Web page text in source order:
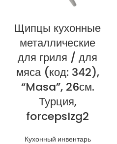
Щипцы кухонные
металлические
для гриля / для
мяса (код: 342),
“Masa”, 26см.
Турция,
forcepsIzg2
Кухонный инвентарь